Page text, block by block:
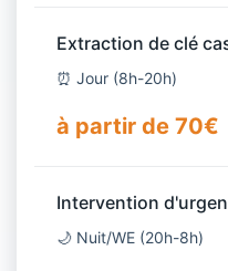
Extraction de clé
⏰ Jour (8h-20h)
à partir de 70€
Intervention
🌙 Nuit/WE (20h-8h)